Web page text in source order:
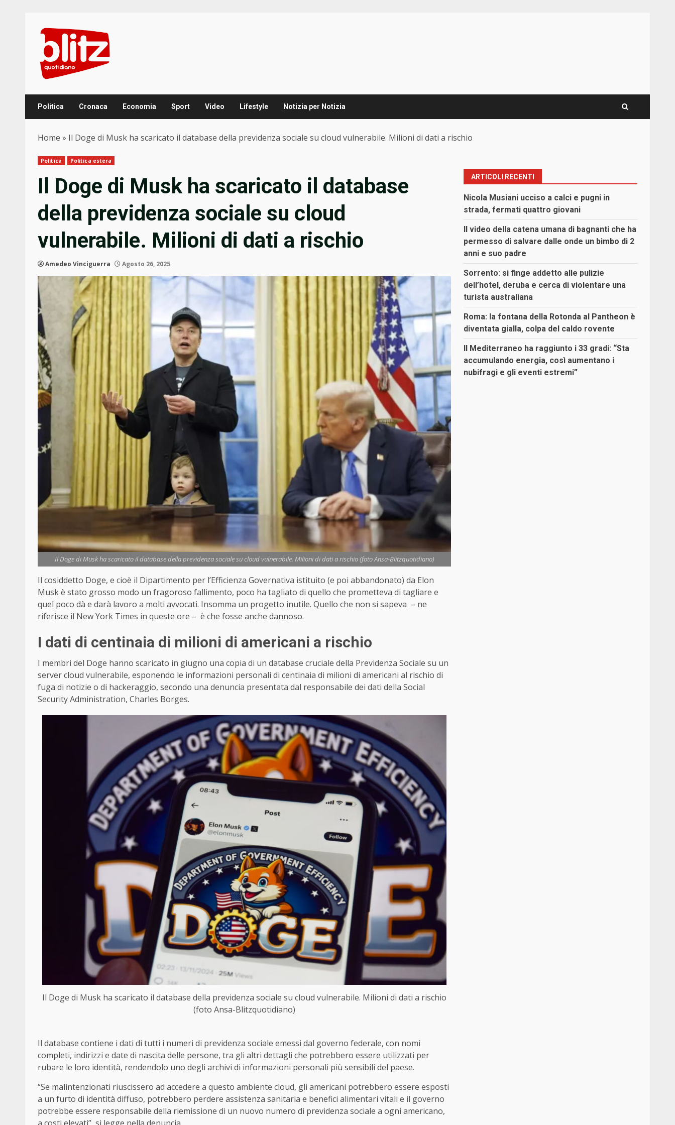
content
Politica Cronaca Economia Sport Video Lifestyle Notizia per Notizia
Home » Il Doge di Musk ha scaricato il database della previdenza sociale su cloud vulnerabile. Milioni di dati a rischio
Politica Politica estera
Il Doge di Musk ha scaricato il database
della previdenza sociale su cloud
vulnerabile. Milioni di dati a rischio
Amedeo Vinciguerra Agosto 26, 2025
Il Doge di Musk ha scaricato il database della previdenza sociale su cloud vulnerabile. Milioni di dati a rischio (foto Ansa-Blitzquotidiano)
Il cosiddetto Doge, e cioè il Dipartimento per l’Efficienza Governativa istituito (e poi abbandonato) da Elon
Musk è stato grosso modo un fragoroso fallimento, poco ha tagliato di quello che prometteva di tagliare e
quel poco dà e darà lavoro a molti avvocati. Insomma un progetto inutile. Quello che non si sapeva – ne
riferisce il New York Times in queste ore – è che fosse anche dannoso.
I dati di centinaia di milioni di americani a rischio
I membri del Doge hanno scaricato in giugno una copia di un database cruciale della Previdenza Sociale su un
server cloud vulnerabile, esponendo le informazioni personali di centinaia di milioni di americani al rischio di
fuga di notizie o di hackeraggio, secondo una denuncia presentata dal responsabile dei dati della Social
Security Administration, Charles Borges.
Il Doge di Musk ha scaricato il database della previdenza sociale su cloud vulnerabile. Milioni di dati a rischio
(foto Ansa-Blitzquotidiano)
Il database contiene i dati di tutti i numeri di previdenza sociale emessi dal governo federale, con nomi
completi, indirizzi e date di nascita delle persone, tra gli altri dettagli che potrebbero essere utilizzati per
rubare le loro identità, rendendolo uno degli archivi di informazioni personali più sensibili del paese.
“Se malintenzionati riuscissero ad accedere a questo ambiente cloud, gli americani potrebbero essere esposti
a un furto di identità diffuso, potrebbero perdere assistenza sanitaria e benefici alimentari vitali e il governo
potrebbe essere responsabile della riemissione di un nuovo numero di previdenza sociale a ogni americano,
ARTICOLI RECENTI
Nicola Musiani ucciso a calci e pugni in
strada, fermati quattro giovani
Il video della catena umana di bagnanti che ha
permesso di salvare dalle onde un bimbo di 2
anni e suo padre
Sorrento: si finge addetto alle pulizie
dell’hotel, deruba e cerca di violentare una
turista australiana
Roma: la fontana della Rotonda al Pantheon è
diventata gialla, colpa del caldo rovente
Il Mediterraneo ha raggiunto i 33 gradi: “Sta
accumulando energia, così aumentano i
nubifragi e gli eventi estremi”